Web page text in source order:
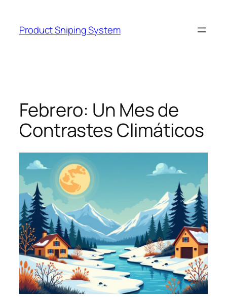
content
Product Sniping System
Febrero: Un Mes de
Contrastes Climáticos